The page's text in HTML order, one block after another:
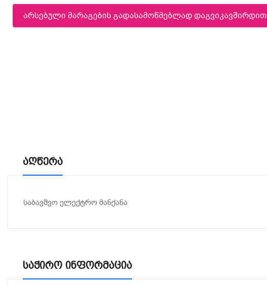
არსებული მარაგების გადასამოწმებლად დაგვიკავშირდით
Აღწერა
საბავშვო ელექტრო მანქანა
Საჭირო Ინფორმაცია